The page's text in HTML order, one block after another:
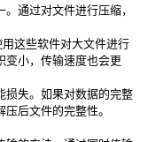
通过对文件进行压缩，
这些软件对大文件进行
变小，传输速度也会更
损失。如果对数据的完整
后文件的完整性。